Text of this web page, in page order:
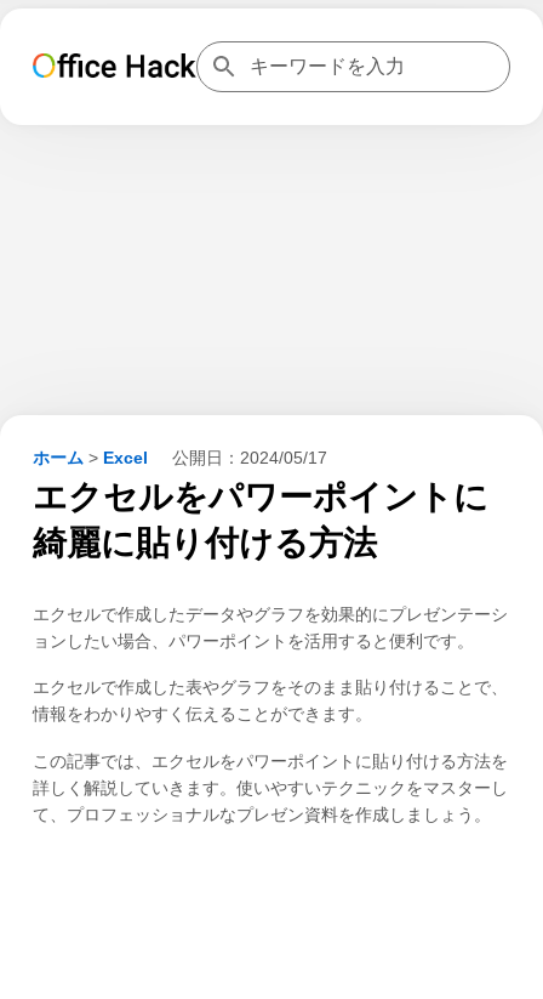
ホーム > Excel 公開日： 2024/05/17
エクセルをパワーポイントに
綺麗に貼り付ける方法
エクセルで作成したデータやグラフを効果的にプレゼンテーシ
ョンしたい場合、パワーポイントを活用すると便利です。
エクセルで作成した表やグラフをそのまま貼り付けることで、
情報をわかりやすく伝えることができます。
この記事では、エクセルをパワーポイントに貼り付ける方法を
詳しく解説していきます。使いやすいテクニックをマスターし
て、プロフェッショナルなプレゼン資料を作成しましょう。